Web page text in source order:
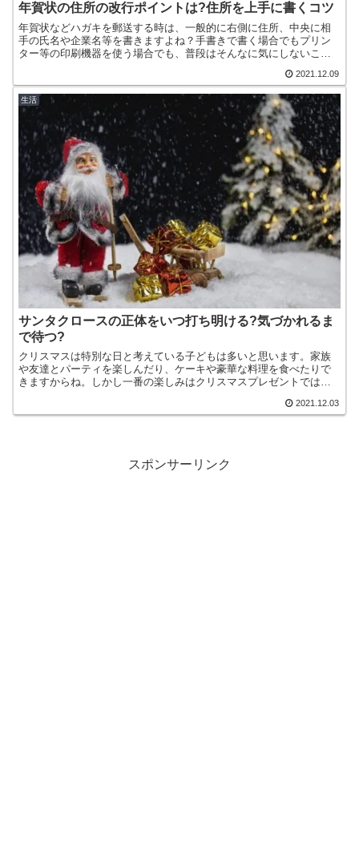
年賀状の住所の改行ポイントは?住所を上手に書くコツ
年賀状などハガキを郵送する時は、一般的に右側に住所、中央に相
手の氏名や企業名等を書きますよね？手書きで書く場合でもプリン
ター等の印刷機器を使う場合でも、普段はそんなに気にしないこと
2021.12.09
生活
サンタクロースの正体をいつ打ち明ける?気づかれるま
で待つ?
クリスマスは特別な日と考えている子どもは多いと思います。家族
や友達とパーティを楽しんだり、ケーキや豪華な料理を食べたりで
きますからね。しかし一番の楽しみはクリスマスプレゼントではな
2021.12.03
スポンサーリンク